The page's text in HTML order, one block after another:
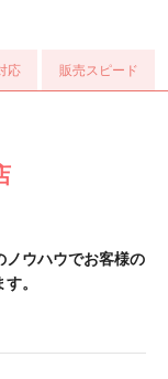
応 販売スピード
ノウハウでお客様の
。